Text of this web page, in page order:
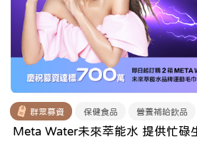
群眾募資 保健食品 營養補給飲品
Meta Water未來萃能水 提供忙碌